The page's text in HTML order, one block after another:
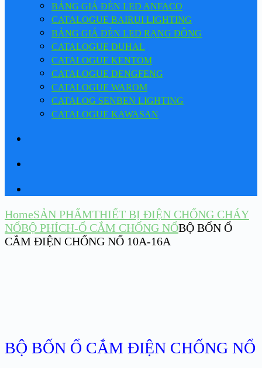
BẢNG GIÁ ĐÈN LED ANFACO
CATALOGUE BAIRUI LIGHTING
BẢNG GIÁ ĐÈN LED RẠNG ĐÔNG
CATALOGUE DUHAL
CATALOGUE KENTOM
CATALOGUE DENGFENG
CATALOGUE WAROM
CATALOG SENBEN LIGHTING
CATALOGUE KAWASAN
HomeSẢN PHẨMTHIẾT BỊ ĐIỆN CHỐNG CHÁY
NỔBỘ PHÍCH-Ổ CẮM CHỐNG NỔBỘ BỐN Ổ
CẮM ĐIỆN CHỐNG NỔ 10A-16A
BỘ BỐN Ổ CẮM ĐIỆN CHỐNG NỔ